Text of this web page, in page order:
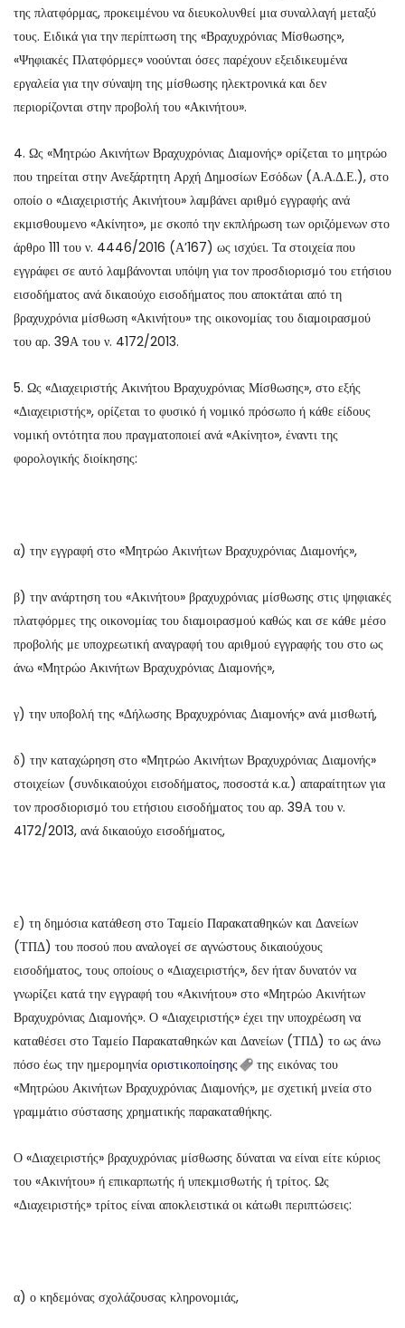
της πλατφόρμας, προκειμένου να διευκολυνθεί μια συναλλαγή μεταξύ
τους. Ειδικά για την περίπτωση της «Βραχυχρόνιας Μίσθωσης»,
«Ψηφιακές Πλατφόρμες» νοούνται όσες παρέχουν εξειδικευμένα
εργαλεία για την σύναψη της μίσθωσης ηλεκτρονικά και δεν
περιορίζονται στην προβολή του «Ακινήτου».
4. Ως «Μητρώο Ακινήτων Βραχυχρόνιας Διαμονής» ορίζεται το μητρώο
που τηρείται στην Ανεξάρτητη Αρχή Δημοσίων Εσόδων (Α.Α.Δ.Ε.), στο
οποίο ο «Διαχειριστής Ακινήτου» λαμβάνει αριθμό εγγραφής ανά
εκμισθουμενο «Ακίνητο», με σκοπό την εκπλήρωση των οριζόμενων στο
άρθρο 111 του ν. 4446/2016 (Α’167) ως ισχύει. Τα στοιχεία που
εγγράφει σε αυτό λαμβάνονται υπόψη για τον προσδιορισμό του ετήσιου
εισοδήματος ανά δικαιούχο εισοδήματος που αποκτάται από τη
βραχυχρόνια μίσθωση «Ακινήτου» της οικονομίας του διαμοιρασμού
του αρ. 39Α του ν. 4172/2013.
5. Ως «Διαχειριστής Ακινήτου Βραχυχρόνιας Μίσθωσης», στο εξής
«Διαχειριστής», ορίζεται το φυσικό ή νομικό πρόσωπο ή κάθε είδους
νομική οντότητα που πραγματοποιεί ανά «Ακίνητο», έναντι της
φορολογικής διοίκησης:
α) την εγγραφή στο «Μητρώο Ακινήτων Βραχυχρόνιας Διαμονής»,
β) την ανάρτηση του «Ακινήτου» βραχυχρόνιας μίσθωσης στις ψηφιακές
πλατφόρμες της οικονομίας του διαμοιρασμού καθώς και σε κάθε μέσο
προβολής με υποχρεωτική αναγραφή του αριθμού εγγραφής του στο ως
άνω «Μητρώο Ακινήτων Βραχυχρόνιας Διαμονής»,
γ) την υποβολή της «Δήλωσης Βραχυχρόνιας Διαμονής» ανά μισθωτή,
δ) την καταχώρηση στο «Μητρώο Ακινήτων Βραχυχρόνιας Διαμονής»
στοιχείων (συνδικαιούχοι εισοδήματος, ποσοστά κ.α.) απαραίτητων για
τον προσδιορισμό του ετήσιου εισοδήματος του αρ. 39Α του ν.
4172/2013, ανά δικαιούχο εισοδήματος,
ε) τη δημόσια κατάθεση στο Ταμείο Παρακαταθηκών και Δανείων
(ΤΠΔ) του ποσού που αναλογεί σε αγνώστους δικαιούχους
εισοδήματος, τους οποίους ο «Διαχειριστής», δεν ήταν δυνατόν να
γνωρίζει κατά την εγγραφή του «Ακινήτου» στο «Μητρώο Ακινήτων
Βραχυχρόνιας Διαμονής». Ο «Διαχειριστής» έχει την υποχρέωση να
καταθέσει στο Ταμείο Παρακαταθηκών και Δανείων (ΤΠΔ) το ως άνω
πόσο έως την ημερομηνία οριστικοποίησης
της εικόνας του
«Μητρώου Ακινήτων Βραχυχρόνιας Διαμονής», με σχετική μνεία στο
γραμμάτιο σύστασης χρηματικής παρακαταθήκης.
Ο «Διαχειριστής» βραχυχρόνιας μίσθωσης δύναται να είναι είτε κύριος
του «Ακινήτου» ή επικαρπωτής ή υπεκμισθωτής ή τρίτος. Ως
«Διαχειριστής» τρίτος είναι αποκλειστικά οι κάτωθι περιπτώσεις:
α) ο κηδεμόνας σχολάζουσας κληρονομιάς,